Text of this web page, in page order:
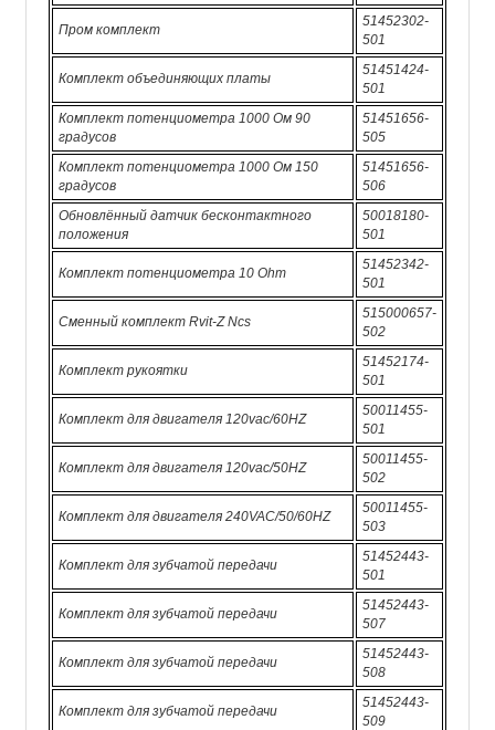
Пром комплект
51452302-
501
Комплект объединяющих платы
51451424-
501
Комплект потенциометра 1000 Ом 90
градусов
51451656-
505
Комплект потенциометра 1000 Ом 150
градусов
51451656-
506
Обновлённый датчик бесконтактного
положения
50018180-
501
Комплект потенциометра 10 Ohm
51452342-
501
Сменный комплект Rvit-Z Ncs
515000657-
502
Комплект рукоятки
51452174-
501
Комплект для двигателя 120vac/60HZ
50011455-
501
Комплект для двигателя 120vac/50HZ
50011455-
502
Комплект для двигателя 240VAC/50/60HZ
50011455-
503
Комплект для зубчатой ​​передачи
51452443-
501
Комплект для зубчатой ​​передачи
51452443-
507
Комплект для зубчатой ​​передачи
51452443-
508
Комплект для зубчатой ​​передачи
51452443-
509